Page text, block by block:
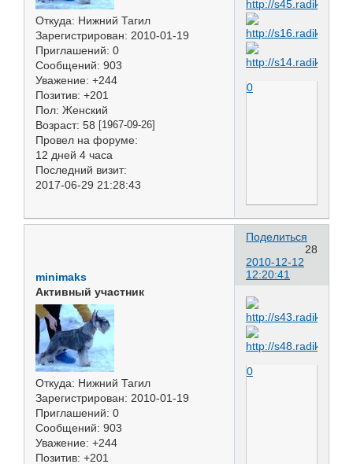
Откуда: Нижний Тагил
Зарегистрирован: 2010-01-19
Приглашений: 0
Сообщений: 903
Уважение: +244
Позитив: +201
Пол: Женский
Возраст: 58 [1967-09-26]
Провел на форуме:
12 дней 4 часа
Последний визит:
2017-06-29 21:28:43
0
Поделиться
28
2010-12-12
12:20:41
minimaks
Активный участник
Откуда: Нижний Тагил
Зарегистрирован: 2010-01-19
Приглашений: 0
Сообщений: 903
Уважение: +244
Позитив: +201
0